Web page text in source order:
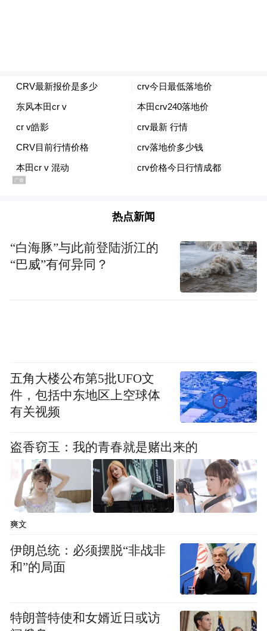
《南华早报》指出，这项新行政令标志着特
朗普政府AI政策的重要转变。重返白宫后，
特朗普立即撤销了前总统拜登的一项要求企
业自愿向政府提交安全测试结果的AI监管行
政令。自那以来，特朗普一直避免推出新的
AI监管措施，整体采取较为审慎的“放手”策
然而，AI公司Anthropic开发的模型Mythos据
称引发了特朗普政府高层的安全担忧，并成
为推动此次行政令出台的重要因素。该模型
括思科公司、摩根大通集团、英伟达公司在
内的美国企业开放测试。
步扩大Mythos的使用范围。该公司表示，获
得访问权限的企业和机构数量将从今年4月首
批约50家增加至全球约150家，覆盖15个以上
国家和地区，涵盖医疗、能源、电力和供水
《华尔街日报》分析指出，此次低调签署的
行政令，标志着特朗普政府AI政策的最新调
整，也凸显出他在白宫内部不同派别之间寻
热点新闻
“白海豚”与此前登陆浙江的
“巴威”有何异同？
五角大楼公布第5批UFO文
件，包括中东地区上空球体
有关视频
盗香窃玉：我的青春就是赌出来的
爽文
伊朗总统：必须摆脱“非战非
和”的局面
特朗普特使和女婿近日或访